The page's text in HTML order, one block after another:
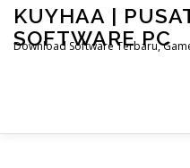
Skip
content
KUYHAA |
SOFTWARE PC
Download Software Terbaru,